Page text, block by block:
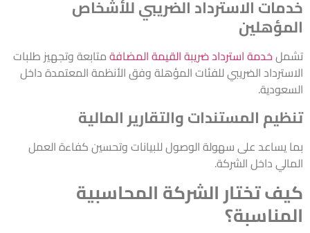
خدمات الاسترداد الضريبي للأشخاص
المؤهلين
تشملخدمة استرداد ضريبة القيمة المضافةمتابعة وتجهيز طلبات
الاسترداد الضريبي للفئات المؤهلة وفق الأنظمة المعتمدة داخل
السعودية.
تنظيم المستندات والتقارير المالية
بما يساعد على سهولة الوصول للبيانات وتحسين كفاءة العمل
المالي داخل الشركة.
كيف تختار الشركة المحاسبية
المناسبة؟